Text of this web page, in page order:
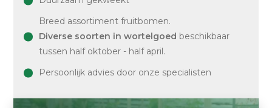
Breed assortiment fruitbomen.
Diverse soorten in wortelgoed beschikbaar
tussen half oktober - half april.
Persoonlijk advies door onze specialisten